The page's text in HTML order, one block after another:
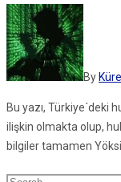
By
Bu yazı,
ilişkin olmakta olup,
bilgiler tamamen